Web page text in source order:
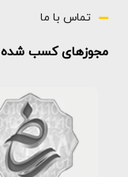
تماس با ما
مجوزهای کسب شده